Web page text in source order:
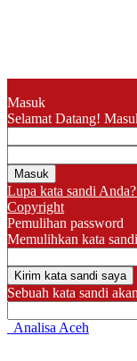
Masuk
Selamat Datang!
Lupa kata sandi
Copyright
Pemulihan password
Memulihkan kata
Sebuah kata sandi
Analisa Aceh